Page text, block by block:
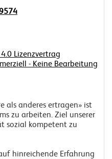
Lizenzvertrag
- Keine Bearbeitung
als anderes ertragen» ist
zu arbeiten. Ziel unserer
sozial kompetent zu
hinreichende Erfahrung